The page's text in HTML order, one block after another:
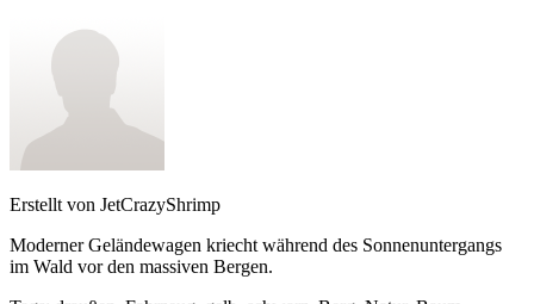
Erstellt von JetCrazyShrimp
Moderner Geländewagen kriecht während des Sonnenuntergangs
im Wald vor den massiven Bergen.